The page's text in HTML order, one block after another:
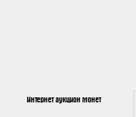
Интернет аукцион монет